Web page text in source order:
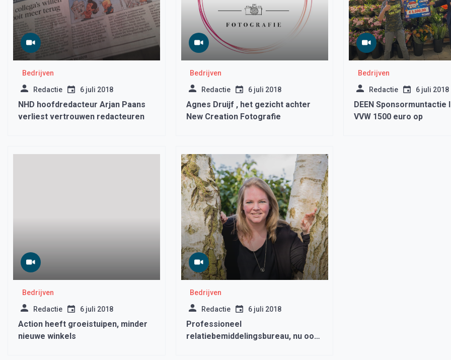
Bedrijven
Redactie 6 juli 2018
NHD hoofdredacteur Arjan Paans
verliest vertrouwen redacteuren
Bedrijven
Redactie 6 juli 2018
Agnes Druijf , het gezicht achter
New Creation Fotografie
Bedrijven
Redactie 6 juli 2018
DEEN Sponsormuntactie
VVW 1500 euro op
Bedrijven
Redactie 6 juli 2018
Action heeft groeistuipen, minder
nieuwe winkels
Bedrijven
Redactie 6 juli 2018
Professioneel
relatiebemiddelingsbureau, nu ook